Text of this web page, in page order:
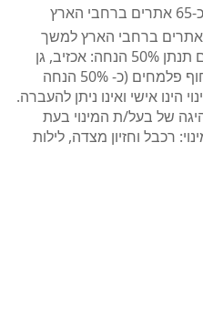
המינוי מקנה כניסה חינם לכ- 65 אתרים ברחבי הארץ למשך
שנה, למעט האתרים הבאים בהם תנתן 50% הנחה: אכזיב, גן
השלושה (הסחנה), חורשת טל, חוף פלמחים (כ- 50% הנחה
אישי ואינו ניתן להעברה.
של בעל/ת המינוי בעת
רכבל וחזיון מצדה, לילות